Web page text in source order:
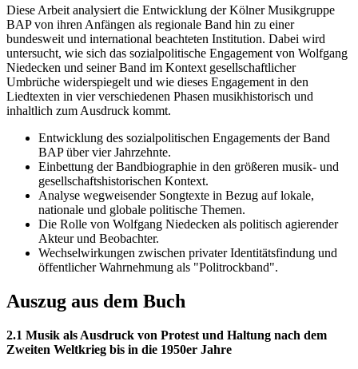
Diese Arbeit analysiert die Entwicklung der Kölner Musikgruppe
BAP von ihren Anfängen als regionale Band hin zu einer
bundesweit und international beachteten Institution. Dabei wird
untersucht, wie sich das sozialpolitische Engagement von Wolfgang
Niedecken und seiner Band im Kontext gesellschaftlicher
Umbrüche widerspiegelt und wie dieses Engagement in den
Liedtexten in vier verschiedenen Phasen musikhistorisch und
inhaltlich zum Ausdruck kommt.
Entwicklung des sozialpolitischen Engagements der Band
BAP über vier Jahrzehnte.
Einbettung der Bandbiographie in den größeren musik- und
gesellschaftshistorischen Kontext.
Analyse wegweisender Songtexte in Bezug auf lokale,
nationale und globale politische Themen.
Die Rolle von Wolfgang Niedecken als politisch agierender
Akteur und Beobachter.
Wechselwirkungen zwischen privater Identitätsfindung und
öffentlicher Wahrnehmung als "Politrockband".
Auszug aus dem Buch
2.1 Musik als Ausdruck von Protest und Haltung nach dem
Zweiten Weltkrieg bis in die 1950er Jahre